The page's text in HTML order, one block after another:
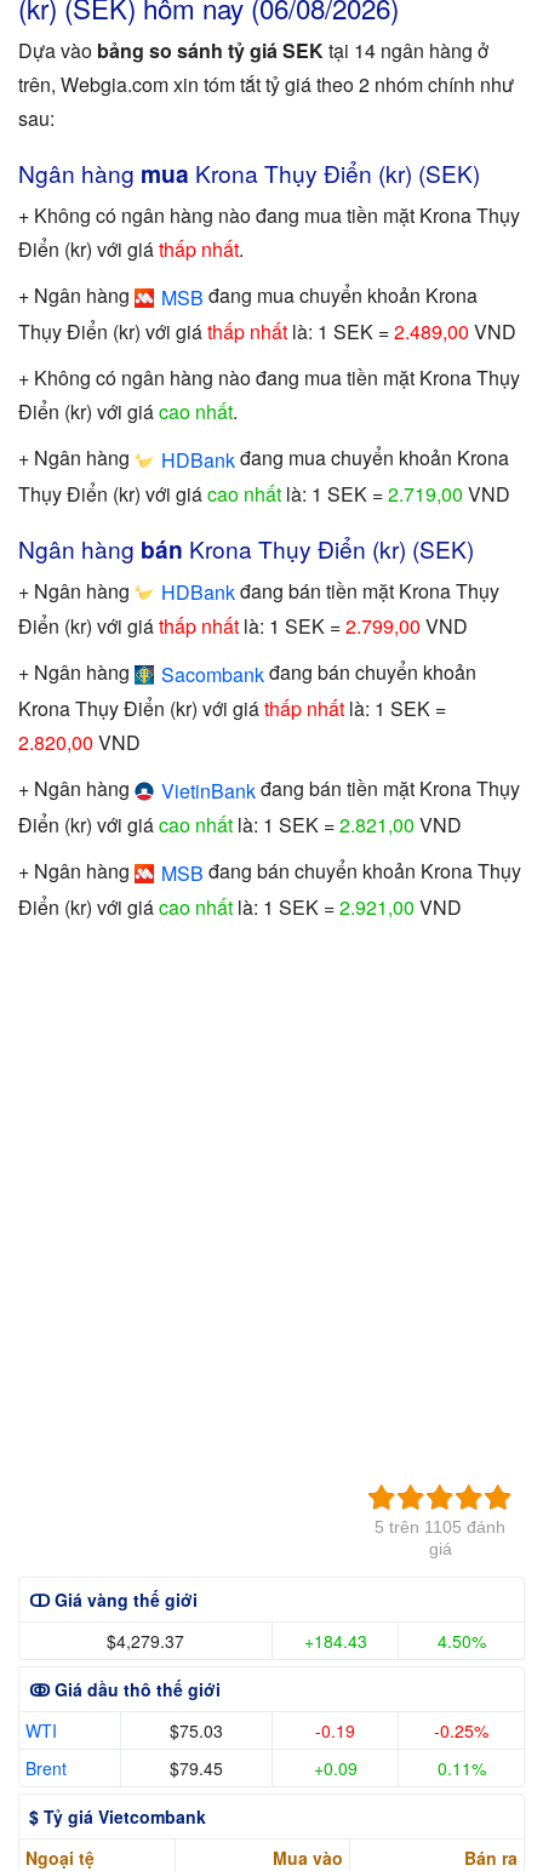
Dựa vào bảng so sánh tỷ giá SEKtại 14 ngân hàng ở
trên, Webgia.com xin tóm tắt tỷ giá theo 2 nhóm chính như
sau:
Ngân hàng mua Krona Thụy Điển (kr) (SEK)
+ Không có ngân hàng nào đang mua tiền mặt Krona Thụy
Điển (kr) với giáthấp nhất.
+ Ngân hàng
MSB đang mua chuyển khoản Krona
Thụy Điển (kr) với giáthấp nhất là: 1 SEK =2.489,00 VND
+ Không có ngân hàng nào đang mua tiền mặt Krona Thụy
Điển (kr) với giácao nhất.
+ Ngân hàng
HDBankđang mua chuyển khoản Krona
Thụy Điển (kr) với giácao nhất là: 1 SEK =2.719,00 VND
Ngân hàng bán Krona Thụy Điển (kr) (SEK)
+ Ngân hàng HDBankđang bán tiền mặt Krona Thụy
Điển (kr) với giáthấp nhất là: 1 SEK =2.799,00 VND
+ Ngân hàng
Sacombankđang bán chuyển khoản
Krona Thụy Điển (kr) với giáthấp nhất là: 1 SEK =
2.820,00 VND
+ Ngân hàng
VietinBankđang bán tiền mặt Krona Thụy
Điển (kr) với giácao nhất là: 1 SEK =2.821,00 VND
+ Ngân hàng
MSB đang bán chuyển khoản Krona Thụy
Điển (kr) với giácao nhất là: 1 SEK =2.921,00 VND
5 trên 1105 đánh
giá
ↀ Giá vàng thế giới
$4,279.37
+184.43
4.50%
ↂ Giá dầu thô thế giới
WTI
$75.03 -0.19
-0.25%
Brent
$79.45 +0.09
0.11%
$ Tỷ giá Vietcombank
Ngoại tệ
Mua vào
Bán ra